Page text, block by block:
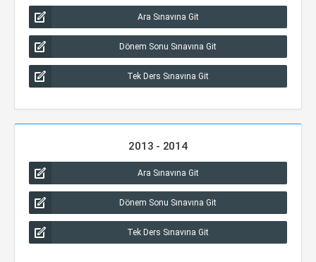
Ara Sınavına Git
Dönem Sonu Sınavına Git
Tek Ders Sınavına Git
2013 - 2014
Ara Sınavına Git
Dönem Sonu Sınavına Git
Tek Ders Sınavına Git